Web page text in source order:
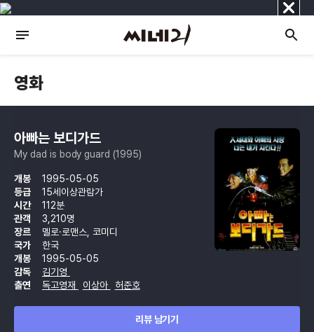
닫
기
영화
아빠는 보디가드
My dad is body guard (1995)
개봉
1995-05-05
등급
15세이상관람가
시간
112분
관객
3,210명
장르
멜로·로맨스, 코미디
국가
한국
개봉
1995-05-05
감독
김기영
출연
독고영재 이상아 허준호
리뷰 남기기